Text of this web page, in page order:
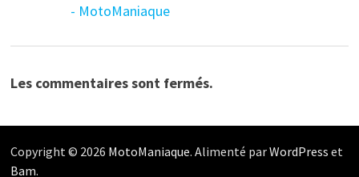
- MotoManiaque
Les commentaires sont fermés.
Copyright © 2026 MotoManiaque. Alimenté parWordPress et
Bam.